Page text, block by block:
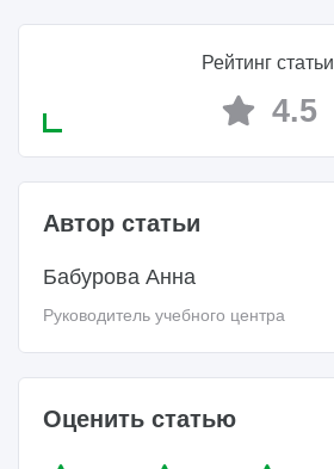
Рейтинг статьи
4.5
Автор статьи
Бабурова Анна
Руководитель учебного центра
Оценить статью